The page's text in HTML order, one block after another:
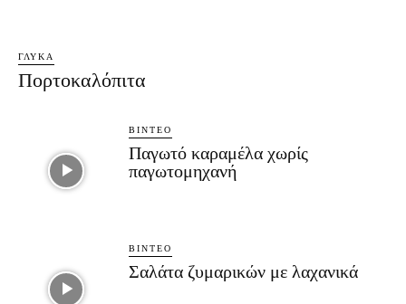
ΓΛΥΚΆ
Πορτοκαλόπιτα
ΒΊΝΤΕΟ
Παγωτό καραμέλα χωρίς
παγωτομηχανή
ΒΊΝΤΕΟ
Σαλάτα ζυμαρικών με λαχανικά